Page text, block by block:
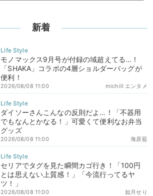
新着
モノマックス9月号が付録の域超えてる…！
「SHAKA」コラボの4層ショルダーバッグが
便利！
michill エンタメ
2026/08/08 11:00
ダイソーさんこんなの反則だよ…！「不器用
でもなんとかなる！」可愛くて便利なお弁当
グッズ
海原藍
2026/08/08 11:00
セリアでタグを見た瞬間カゴ行き！「100円
とは思えない上質感！」「今流行ってるヤ
ツ！」
如月せり
2026/08/08 11:00